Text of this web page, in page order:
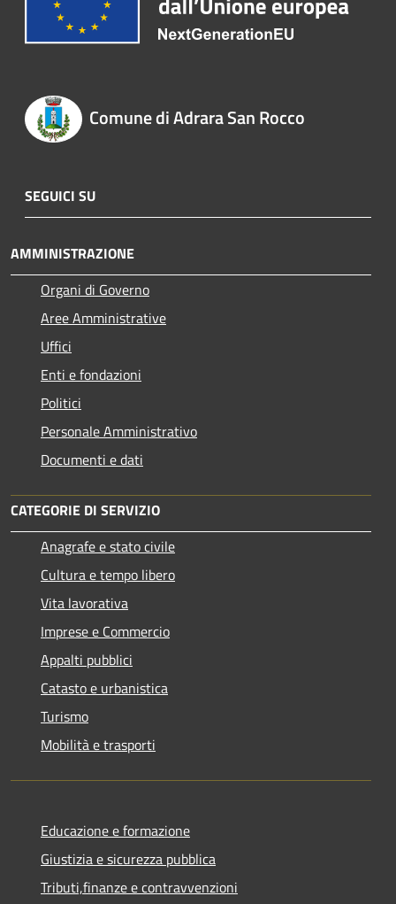
Comune di Adrara San Rocco
SEGUICI SU
AMMINISTRAZIONE
Organi di Governo
Aree Amministrative
Uffici
Enti e fondazioni
Politici
Personale Amministrativo
Documenti e dati
CATEGORIE DI SERVIZIO
Anagrafe e stato civile
Cultura e tempo libero
Vita lavorativa
Imprese e Commercio
Appalti pubblici
Catasto e urbanistica
Turismo
Mobilità e trasporti
Educazione e formazione
Giustizia e sicurezza pubblica
Tributi,finanze e contravvenzioni